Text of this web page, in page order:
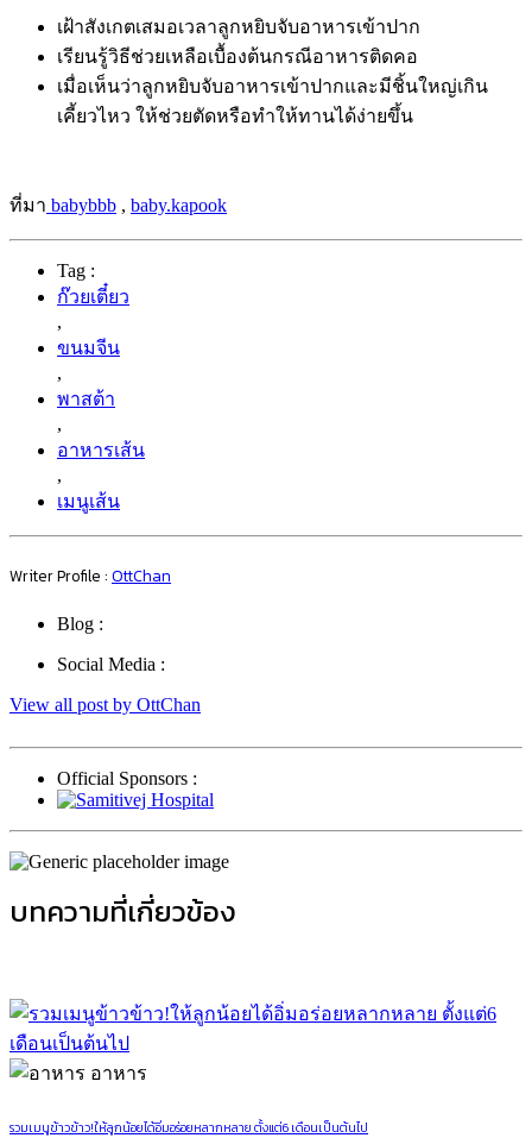
เฝ้าสังเกตเสมอเวลาลูกหยิบจับอาหารเข้าปาก
เรียนรู้วิธีช่วยเหลือเบื้องต้นกรณีอาหารติดคอ
เมื่อเห็นว่าลูกหยิบจับอาหารเข้าปากและมีชิ้นใหญ่เกิน
เคี้ยวไหว ให้ช่วยตัดหรือทำให้ทานได้ง่ายขึ้น
ที่มา babybbb , baby.kapook
Tag :
ก๊วยเตี๋ยว
,
ขนมจีน
,
พาสต้า
,
อาหารเส้น
,
เมนูเส้น
Writer Profile : OttChan
Blog :
Social Media :
View all post by OttChan
Official Sponsors :
บทความที่เกี่ยวข้อง
อาหาร
รวมเมนูข้าวข้าว!ให้ลูกน้อยได้อิ่มอร่อยหลากหลาย ตั้งแต่6 เดือนเป็นต้นไป